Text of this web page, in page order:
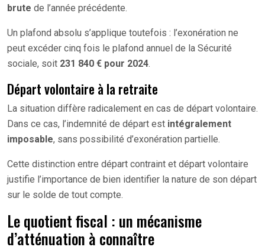
brute de l’année précédente.
Un plafond absolu s’applique toutefois : l’exonération ne
peut excéder cinq fois le plafond annuel de la Sécurité
sociale, soit 231 840 € pour 2024.
Départ volontaire à la retraite
La situation diffère radicalement en cas de départ volontaire.
Dans ce cas, l’indemnité de départ est intégralement
imposable, sans possibilité d’exonération partielle.
Cette distinction entre départ contraint et départ volontaire
justifie l’importance de bien identifier la nature de son départ
sur le solde de tout compte.
Le quotient fiscal : un mécanisme
d’atténuation à connaître